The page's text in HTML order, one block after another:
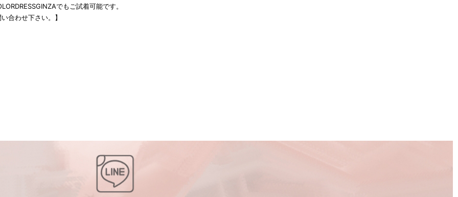
でもご試着可能です。
合わせ下さい。】